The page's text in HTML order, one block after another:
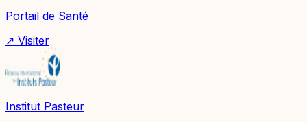
Portail de Santé
↗ Visiter
Institut Pasteur